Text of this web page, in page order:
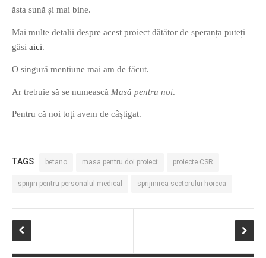
Descarca povestirea Floare
Albastra!
Acrostics!
Victor Sosea – Designer
GloryBox.ro
ăsta sună și mai bine.
Mai multe detalii despre acest proiect dătător de speranța puteți
găsi aici.
O singură mențiune mai am de făcut.
Ar trebuie să se numească Masă pentru noi.
Pentru că noi toți avem de câștigat.
TAGS betano masa pentru doi proiect proiecte CSR
sprijin pentru personalul medical sprijinirea sectorului horeca